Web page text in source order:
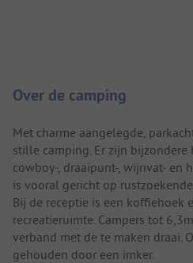
Over de camping
Met charme aangelegde,
stille camping. Er zijn bijzondere
cowboy-, draaipunt-, wijnvat- en
is vooral gericht op
Bij de receptie is een koffiehoek
recreatieruimte. Campers tot
verband met de te maken draai.
gehouden door een imker.